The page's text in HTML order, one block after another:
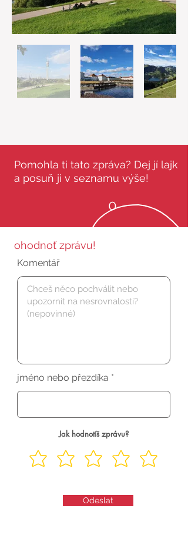
Pomohla ti tato zpráva? Dej jí lajk
a posuň ji v seznamu výše!
0
ohodnoť zprávu!
Komentář
jméno nebo přezdíka
Jak hodnotíš zprávu?
Odeslat